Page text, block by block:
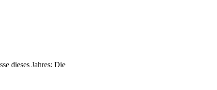
dieses Jahres: Die